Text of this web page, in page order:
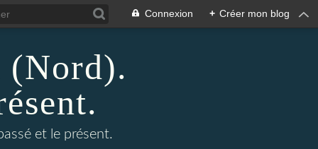
Connexion + Créer mon blog
et le présent.